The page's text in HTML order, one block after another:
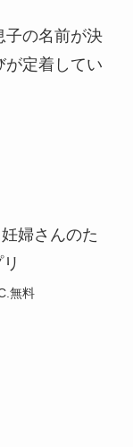
子の名前が決
が定着してい
婦さんのた
無料